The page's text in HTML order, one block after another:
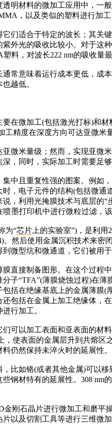
材料的微加工应用中，一般
，以及类似的塑料进行加
适合于特定的波长；其关键
外光的吸收比较小。对于这
料，对波长222 nm的吸收量
意味着运行成本更低，成本
越低。
微加工(包括激光打标)和材
精度在深度方向可达亚微米
米量级；然而，实现亚微米
，同时，实际加工时需要足够
且重复性强的图案。例如，
，电子元件的结构(包括微
，利用光掩膜技术与底层的
墨打印机中进行微粒过滤，
为“芯片 上的实验室”)，是利
。然后使用金属沉积技术来
到微型坑和微通道，它们被用
接制备图形。在这个过程中
子“TFA”(薄膜烧蚀过程)在
括在绝缘基底上的金属薄膜(
包括在金属上加工绝缘体，
行加工。
以加工表面和亚表面的材料
，使表面的金属层升到共熔
仍然保持未淬火时的延展性。
如铬(或者其他金属)可以移
钢材特有的延展性。308
石晶片进行微加工和磨平操
以及切割工具等进行三维微